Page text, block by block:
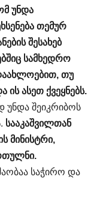
უნდა
თემურ
შესახებ
სამხედრო
, თუ
ის ასეთ ქვეყნებს.
უნდა შეიკრიბოს
სააკაშვილთან
მინისტრი,
.
საჭირო და